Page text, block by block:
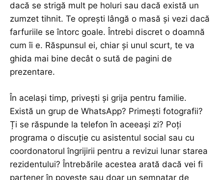
dacă se strigă mult pe holuri sau dacă există un
zumzet tihnit. Te oprești lângă o masă și vezi dacă
farfuriile se întorc goale. Întrebi discret o doamnă
cum îi e. Răspunsul ei, chiar și unul scurt, te va
ghida mai bine decât o sută de pagini de
prezentare.
În același timp, privești și grija pentru familie.
Există un grup de WhatsApp? Primești fotografii?
Ți se răspunde la telefon în aceeași zi? Poți
programa o discuție cu asistentul social sau cu
coordonatorul îngrijirii pentru a revizui lunar starea
rezidentului? Întrebările acestea arată dacă vei fi
partener în poveste sau doar un semnatar de